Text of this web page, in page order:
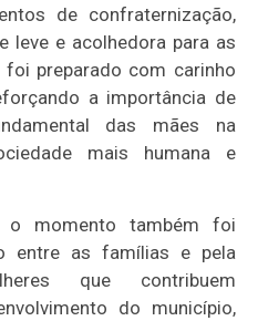
de confraternização,
leve e acolhedora para as
preparado com carinho
a importância de
das mães na
mais humana e
o momento também foi
entre as famílias e pela
que contribuem
do município,